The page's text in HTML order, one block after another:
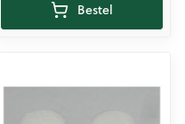
Bestel